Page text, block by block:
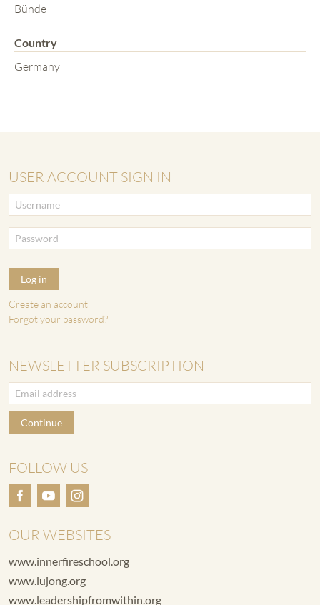
Bünde
Country
Germany
USER ACCOUNT SIGN IN
Log in
Create an account
Forgot your password?
NEWSLETTER SUBSCRIPTION
Continue
FOLLOW US
OUR WEBSITES
www.innerfireschool.org
www.lujong.org
www.leadershipfromwithin.org